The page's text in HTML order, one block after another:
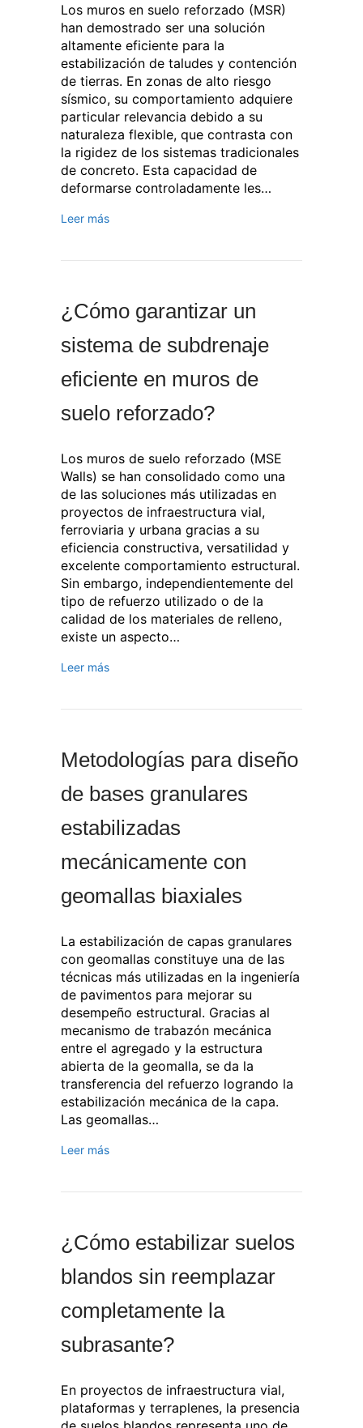
Los muros en suelo reforzado (MSR)
han demostrado ser una solución
altamente eficiente para la
estabilización de taludes y contención
de tierras. En zonas de alto riesgo
sísmico, su comportamiento adquiere
particular relevancia debido a su
naturaleza flexible, que contrasta con
la rigidez de los sistemas tradicionales
de concreto. Esta capacidad de
deformarse controladamente les…
Leer más
¿Cómo garantizar un
sistema de subdrenaje
eficiente en muros de
suelo reforzado?
Los muros de suelo reforzado (MSE
Walls) se han consolidado como una
de las soluciones más utilizadas en
proyectos de infraestructura vial,
ferroviaria y urbana gracias a su
eficiencia constructiva, versatilidad y
excelente comportamiento estructural.
Sin embargo, independientemente del
tipo de refuerzo utilizado o de la
calidad de los materiales de relleno,
existe un aspecto…
Leer más
Metodologías para diseño
de bases granulares
estabilizadas
mecánicamente con
geomallas biaxiales
La estabilización de capas granulares
con geomallas constituye una de las
técnicas más utilizadas en la ingeniería
de pavimentos para mejorar su
desempeño estructural. Gracias al
mecanismo de trabazón mecánica
entre el agregado y la estructura
abierta de la geomalla, se da la
transferencia del refuerzo logrando la
estabilización mecánica de la capa.
Las geomallas…
Leer más
¿Cómo estabilizar suelos
blandos sin reemplazar
completamente la
subrasante?
En proyectos de infraestructura vial,
plataformas y terraplenes, la presencia